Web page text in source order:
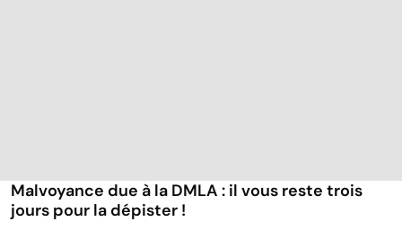
Malvoyance due à la DMLA : il vous reste trois
jours pour la dépister !